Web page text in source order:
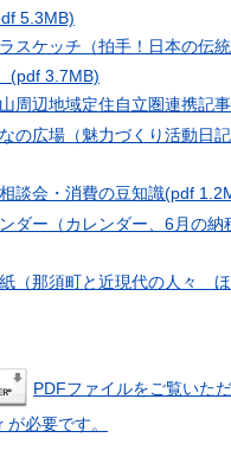
5.3MB)
スケッチ（拍手！日本の伝
(pdf 3.7MB)
周辺地域定住自立圏連携記事
の広場（魅力づくり活動日
談会・消費の豆知識(pdf
ダー（カレンダー、6月の納
（那須町と近現代の人々 ほ
PDFファイルをご覧いた
必要です。